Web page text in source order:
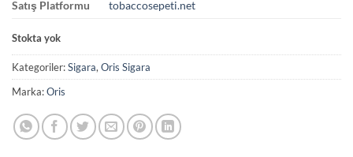
Satış Platformu
tobaccosepeti.net
Stokta yok
Kategoriler:Sigara, Oris Sigara
Marka:Oris